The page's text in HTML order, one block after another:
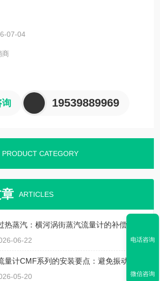
定。
07-04
商
询 19539889969
PRODUCT CATEGORY
ARTICLES
热蒸汽：横河涡街蒸汽流量计的补偿方式
06-22
05-20
电话咨询
微信咨询